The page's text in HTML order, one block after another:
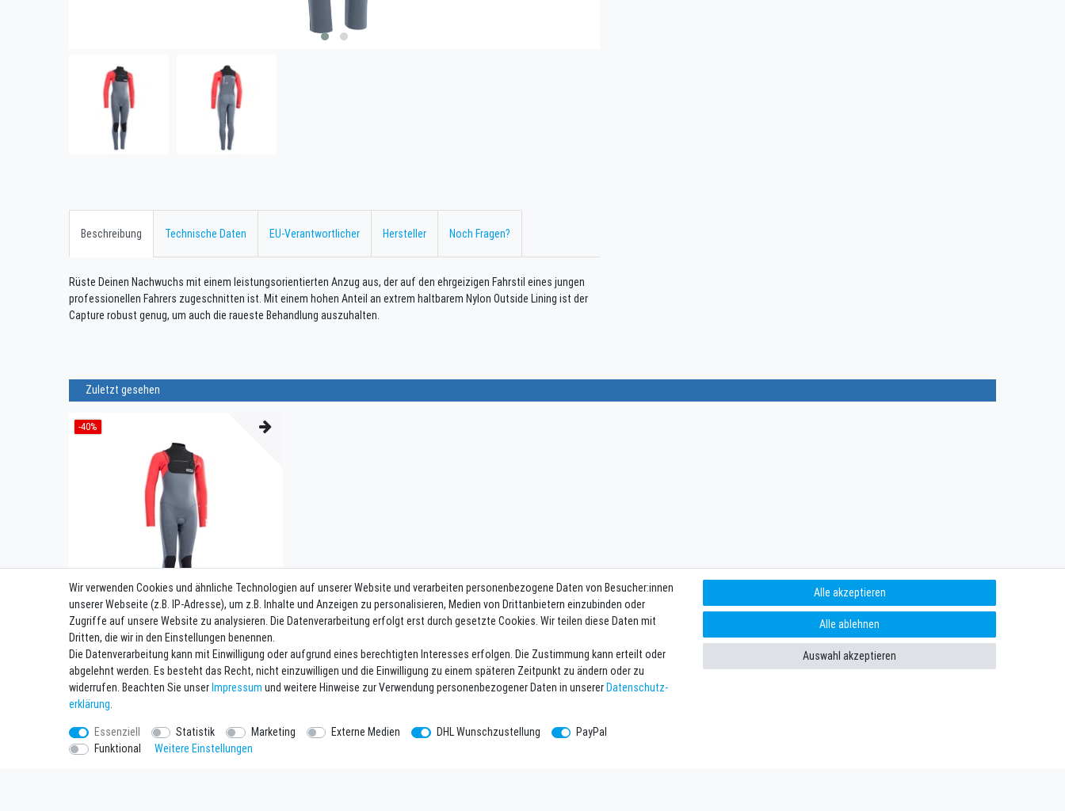
Beschreibung Technische Daten EU-Verantwortlicher Hersteller Noch Fragen?
Rüste Deinen Nachwuchs mit einem leistungsorientierten Anzug aus, der auf den ehrgeizigen Fahrstil eines jungen
professionellen Fahrers zugeschnitten ist. Mit einem hohen Anteil an extrem haltbarem Nylon Outside Lining ist der
Capture robust genug, um auch die raueste Behandlung auszuhalten.
Zuletzt gesehen
-40%
Capture Semidry 3/2 FZ DL
UVP 184,99 € ab 110,49 € *
*inkl. ges. MwSt.zzgl. Versandkosten
Wir verwenden Cookies und ähnliche Technologien auf unserer Website und verarbeiten personenbezogene Daten von Besucher:innen
unserer Webseite (z.B. IP-Adresse), um z.B. Inhalte und Anzeigen zu personalisieren, Medien von Drittanbietern einzubinden oder
Zugriffe auf unsere Website zu analysieren. Die Datenverarbeitung erfolgt erst durch gesetzte Cookies. Wir teilen diese Daten mit
Dritten, die wir in den Einstellungen benennen.
Die Datenverarbeitung kann mit Einwilligung oder aufgrund eines berechtigten Interesses erfolgen. Die Zustimmung kann erteilt oder
abgelehnt werden. Es besteht das Recht, nicht einzuwilligen und die Einwilligung zu einem späteren Zeitpunkt zu ändern oder zu
widerrufen. Beachten Sie unserImpressum und weitere Hinweise zur Verwendung personenbezogener Daten in unsererDaten­schutz­
erklärung.
Essenziell
Statistik Marketing Externe Medien DHL Wunschzustellung
PayPal
Funktional
Weitere Einstellungen
Alle akzeptieren
Alle ablehnen
Auswahl akzeptieren